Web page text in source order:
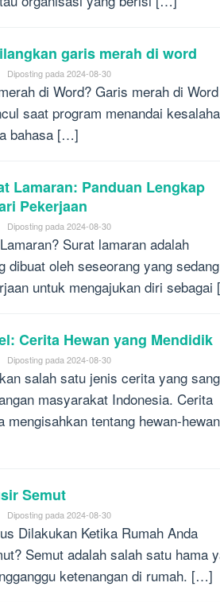
garis merah di word
Diposting pada 2024-08-30
di Word? Garis merah di Word
saat program menandai
bahasa […]
Lamaran: Panduan Lengkap
Pekerjaan
Diposting pada 2024-08-30
Surat lamaran adalah
dibuat oleh seseorang yang sedang
untuk mengajukan diri
Cerita Hewan yang Mendidik
Diposting pada 2024-08-30
salah satu jenis cerita yang
masyarakat Indonesia. Cerita
mengisahkan tentang hewan-hewan
Semut
Diposting pada 2024-08-30
Dilakukan Ketika Rumah Anda
Semut adalah salah satu hama
ketenangan di rumah. […]